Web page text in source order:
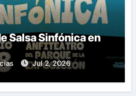
Salsa Sinfónica en
Jul 2, 2026